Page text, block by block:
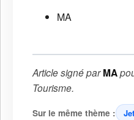
MA
Article signé parMA
Tourisme.
Sur le même thème :